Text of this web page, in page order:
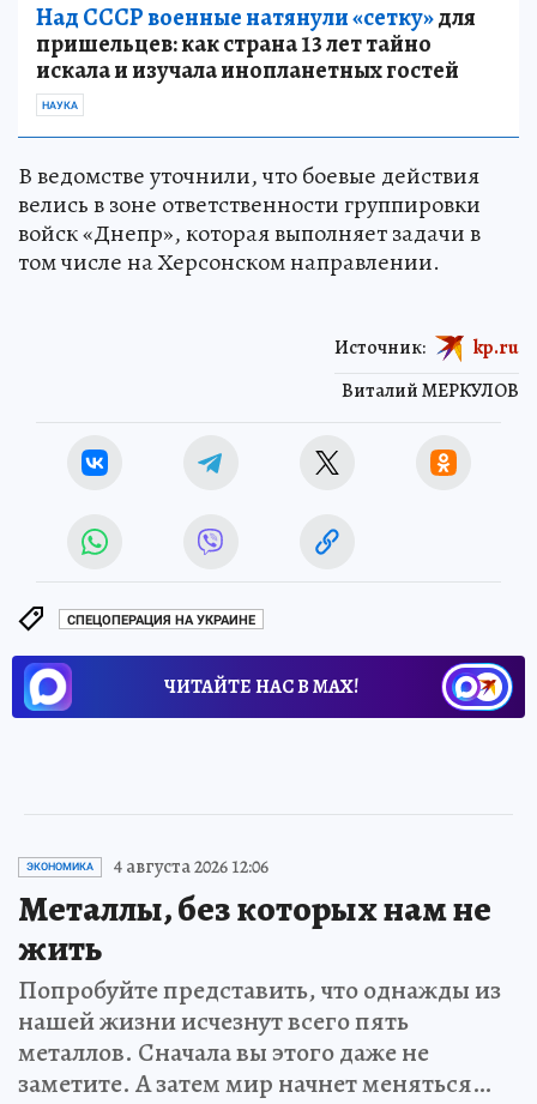
Над СССР военные натянули «сетку»для
пришельцев: как страна 13 лет тайно
искала и изучала инопланетных гостей
НАУКА
В ведомстве уточнили, что боевые действия
велись в зоне ответственности группировки
войск «Днепр», которая выполняет задачи в
том числе на Херсонском направлении.
Виталий МЕРКУЛОВ
Источник: kp.ru
СПЕЦОПЕРАЦИЯ НА УКРАИНЕ
ЧИТАЙТЕ НАС В МАХ!
ЭКОНОМИКА 4 августа 2026 12:06
Металлы, без которых нам не
жить
Попробуйте представить, что однажды из
нашей жизни исчезнут всего пять
металлов. Сначала вы этого даже не
заметите. А затем мир начнет меняться…